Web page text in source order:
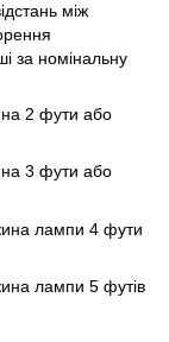
між
за номінальну
2 фути або
3 фути або
лампи 4 фути
лампи 5 футів